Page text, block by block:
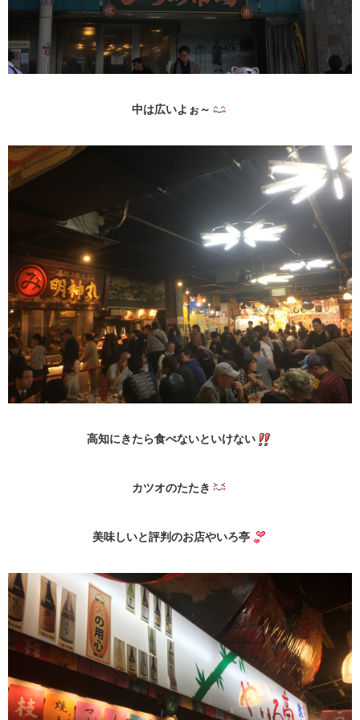
中は広いよぉ～
高知にきたら食べないといけない
カツオのたたき
美味しいと評判のお店やいろ亭